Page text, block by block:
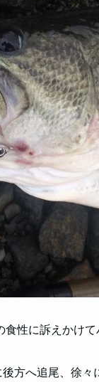
性に訴えかけて
方へ追尾、徐